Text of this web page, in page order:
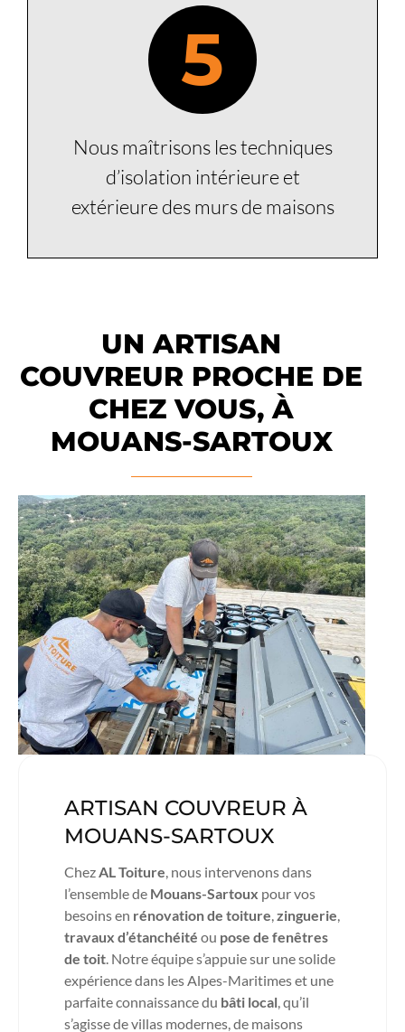
5
Nous maîtrisons les techniques
d’isolation intérieure et
extérieure des murs de maisons
UN ARTISAN
COUVREUR PROCHE DE
CHEZ VOUS, À
MOUANS-SARTOUX
ARTISAN COUVREUR À
MOUANS-SARTOUX
ChezAL Toiture, nous intervenons dans
l’ensemble de Mouans-Sartoux pour vos
besoins en rénovation de toiture,zinguerie,
travaux d’étanchéité ou pose de fenêtres
de toit. Notre équipe s’appuie sur une solide
expérience dans les Alpes-Maritimes et une
parfaite connaissance du bâti local, qu’il
s’agisse de villas modernes, de maisons